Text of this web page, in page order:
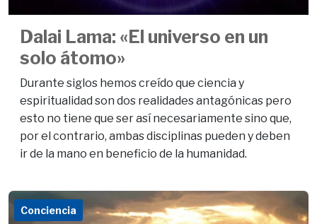
Dalai Lama: «El universo en un
solo átomo»
Durante siglos hemos creído que ciencia y
espiritualidad son dos realidades antagónicas pero
esto no tiene que ser así necesariamente sino que,
por el contrario, ambas disciplinas pueden y deben
ir de la mano en beneficio de la humanidad.
Conciencia